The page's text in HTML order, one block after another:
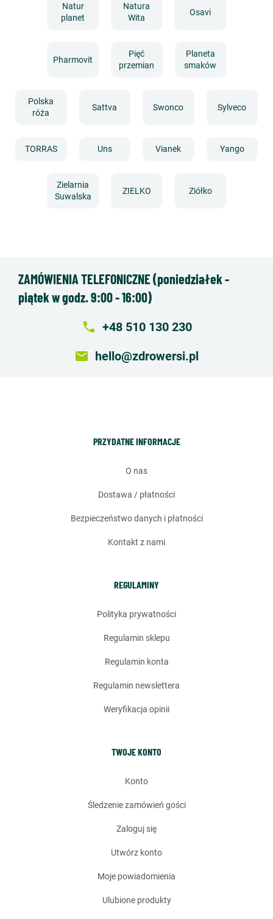
Natur
planet
Natura
Wita
Osavi
Pharmovit
Pięć
przemian
Planeta
smaków
Polska
róża
Sattva Swonco Sylveco
TORRAS Uns Vianek Yango
Zielarnia
Suwalska
ZIELKO Ziółko
ZAMÓWIENIA TELEFONICZNE (poniedziałek -
piątek w godz. 9:00 - 16:00)
local_phone +48 510 130 230
email hello@zdrowersi.pl
PRZYDATNE INFORMACJE
o nas
dostawa / płatności
bezpieczeństwo danych i płatności
kontakt z nami
REGULAMINY
polityka prywatności
regulamin sklepu
regulamin konta
regulamin newslettera
weryfikacja opinii
TWOJE KONTO
konto
śledzenie zamówień gości
zaloguj się
utwórz konto
moje powiadomienia
ulubione produkty